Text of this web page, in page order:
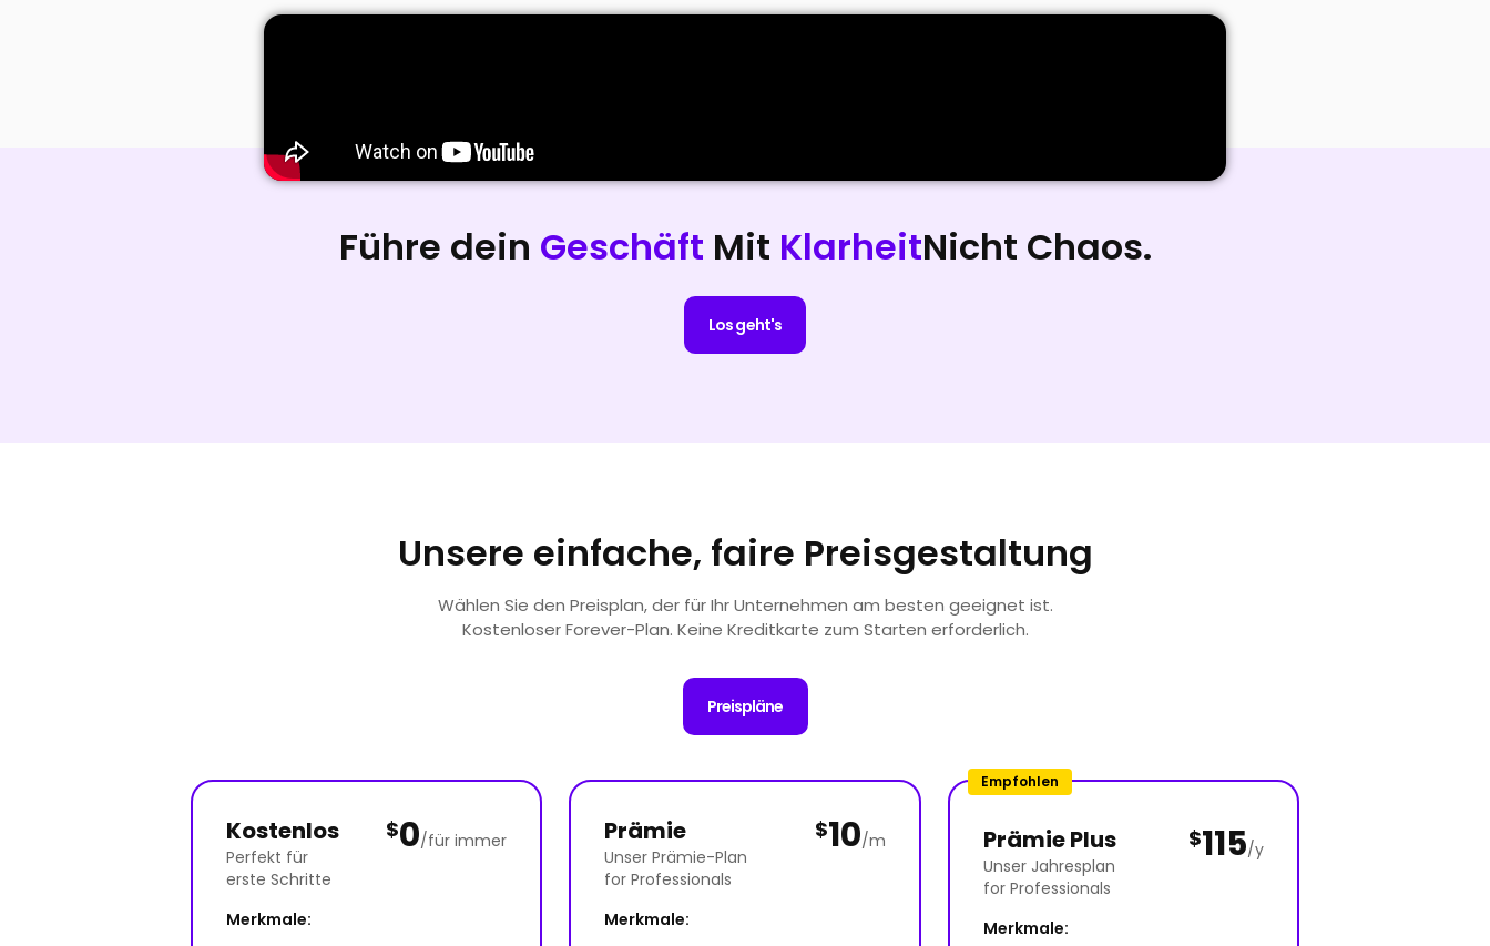
Führe dein Geschäft Mit KlarheitNicht Chaos.
Los geht's
Unsere einfache, faire Preisgestaltung
Wählen Sie den Preisplan, der für Ihr Unternehmen am besten geeignet ist.
Kostenloser Forever-Plan. Keine Kreditkarte zum Starten erforderlich.
Preispläne
Kostenlos
Perfekt für
erste Schritte
$0/für immer
Merkmale:
Prämie
Unser Prämie-Plan
for Professionals
$10/m
Merkmale:
Empfohlen
Prämie Plus
Unser Jahresplan
for Professionals
$115/y
Merkmale: